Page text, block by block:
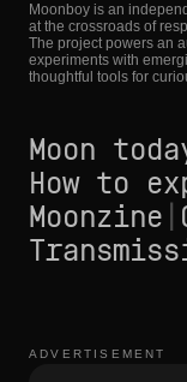
Moonboy is an
at the crossroads of
The project powers an
experiments with
thoughtful tools for
Moon
How to
Moonzine
ADVERTISEMENT